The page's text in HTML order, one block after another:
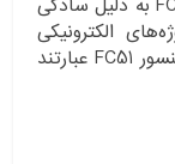
الکترونیکی
کاربرد دارد. مشخصات فنی و ویژگی‌های سنسور FC51 عبارتند